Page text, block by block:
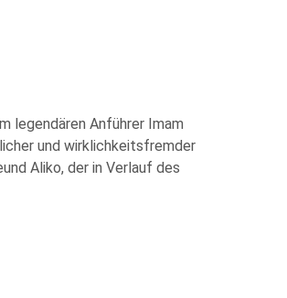
legendären Anführer Imam
und wirklichkeitsfremder
Aliko, der in Verlauf des